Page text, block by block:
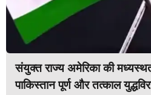
संयुक्त राज्य अमेरिका की
पाकिस्तान पूर्ण और तत्काल